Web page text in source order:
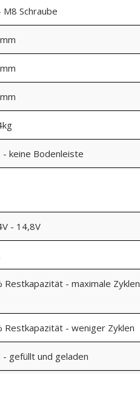
M8 Schraube
- keine Bodenleiste
- 14,8V
Restkapazität - maximale Zyklen
Restkapazität - weniger Zyklen
- gefüllt und geladen